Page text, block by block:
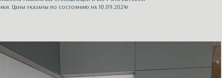
Цены указаны по состоянию на 10.09.2024г